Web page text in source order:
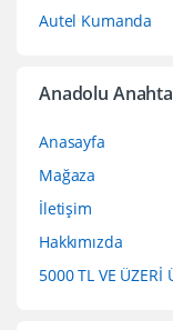
Autel Kumanda
Anadolu
Anasayfa
Mağaza
İletişim
Hakkımızda
5000 TL VE ÜZERİ